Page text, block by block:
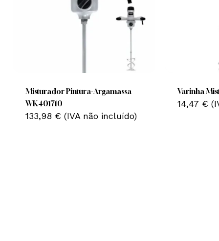
Misturador Pintura-Argamassa
WK401710
133,98 € (IVA não incluído)
Varinha
14,47 €